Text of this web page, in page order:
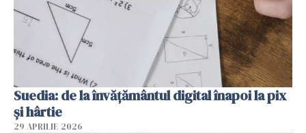
Suedia: de la învățământul digital înapoi la pix
și hârtie
29 APRILIE 2026